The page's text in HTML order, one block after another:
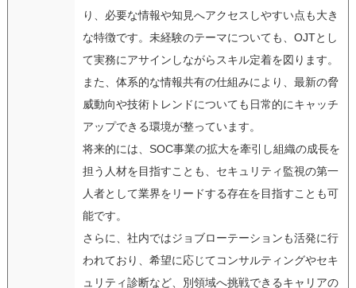
り、必要な情報や知見へアクセスしやすい点も大き
な特徴です。未経験のテーマについても、OJTとし
て実務にアサインしながらスキル定着を図ります。
また、体系的な情報共有の仕組みにより、最新の脅
威動向や技術トレンドについても日常的にキャッチ
アップできる環境が整っています。
将来的には、SOC事業の拡大を牽引し組織の成長を
担う人材を目指すことも、セキュリティ監視の第一
人者として業界をリードする存在を目指すことも可
能です。
さらに、社内ではジョブローテーションも活発に行
われており、希望に応じてコンサルティングやセキ
ュリティ診断など、別領域へ挑戦できるキャリアの